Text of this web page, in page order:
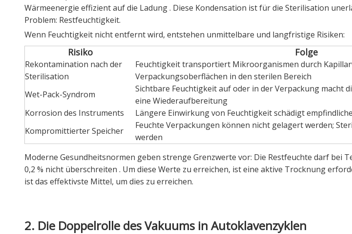
Wärmeenergie effizient auf die Ladung. Diese Kondensation ist für die Sterilisation
Problem: Restfeuchtigkeit.
Wenn Feuchtigkeit nicht entfernt wird, entstehen unmittelbare und langfristige Risiken:
Risiko Folge
Rekontamination nach der
Sterilisation
Feuchtigkeit transportiert Mikroorganismen durch
Verpackungsoberflächen in den sterilen Bereich
Wet-Pack-Syndrom
Sichtbare Feuchtigkeit auf oder in der Verpackung macht
eine Wiederaufbereitung
Korrosion des Instruments
Längere Einwirkung von Feuchtigkeit schädigt
Kompromittierter Speicher
Feuchte Verpackungen können nicht gelagert werden;
werden
Moderne Gesundheitsnormen geben strenge Grenzwerte vor: Die Restfeuchte darf bei
0,2 % nicht überschreiten . Um diese Werte zu erreichen, ist eine aktive Trocknung
ist das effektivste Mittel, um dies zu erreichen.
2. Die Doppelrolle des Vakuums in Autoklavenzyklen